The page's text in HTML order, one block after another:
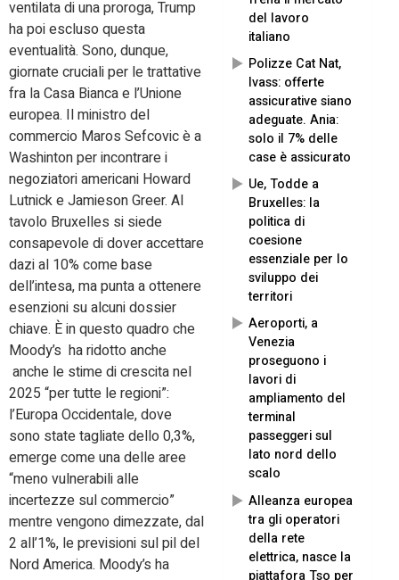
del lavoro
italiano
Polizze Cat Nat,
Ivass: offerte
assicurative siano
adeguate. Ania:
solo il 7% delle
case è assicurato
Ue, Todde a
Bruxelles: la
politica di
coesione
essenziale per lo
sviluppo dei
territori
Aeroporti, a
Venezia
proseguono i
lavori di
ampliamento del
terminal
passeggeri sul
lato nord dello
scalo
Alleanza europea
tra gli operatori
della rete
elettrica, nasce la
piattafora Tso per
ventilata di una proroga, Trump
ha poi escluso questa
eventualità. Sono, dunque,
giornate cruciali per le trattative
fra la Casa Bianca e l’Unione
europea. Il ministro del
commercio Maros Sefcovic è a
Washinton per incontrare i
negoziatori americani Howard
Lutnick e Jamieson Greer. Al
tavolo Bruxelles si siede
consapevole di dover accettare
dazi al 10% come base
dell’intesa, ma punta a ottenere
esenzioni su alcuni dossier
chiave. È in questo quadro che
Moody’s ha ridotto anche
anche le stime di crescita nel
2025 “per tutte le regioni”:
l’Europa Occidentale, dove
sono state tagliate dello 0,3%,
emerge come una delle aree
“meno vulnerabili alle
incertezze sul commercio”
mentre vengono dimezzate, dal
2 all’1%, le previsioni sul pil del
Nord America. Moody’s ha